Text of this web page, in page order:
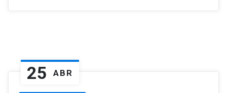
25 ABR